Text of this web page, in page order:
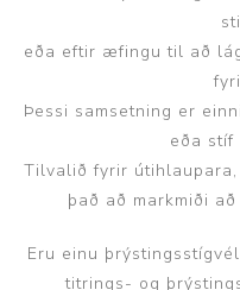
eða eftir æfingu til að
Þessi samsetning er
eða stíf
Tilvalið fyrir
það að markmiði
Eru einu
titrings- og